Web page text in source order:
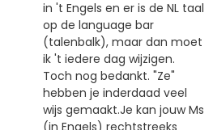
in 't Engels en er is de NL taal
op de language bar
(talenbalk), maar dan moet
ik 't iedere dag wijzigen.
Toch nog bedankt. "Ze"
hebben je inderdaad veel
wijs gemaakt.Je kan jouw Ms
(in Engels) rechtstreeks